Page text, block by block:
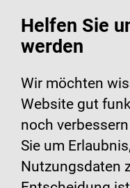
Helfen Sie
werden
Wir möchten
Website gut
noch
Sie um
Nutzungsdaten